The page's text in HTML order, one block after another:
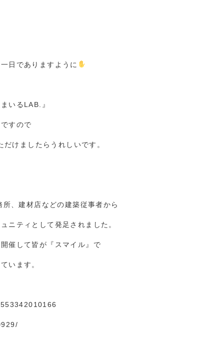
日でありますように
いるLAB.』
すので
けましたらうれしいです。
、建材店などの建築従事者から
ニティとして発足されました。
催して皆が『スマイル』で
います。
342010166